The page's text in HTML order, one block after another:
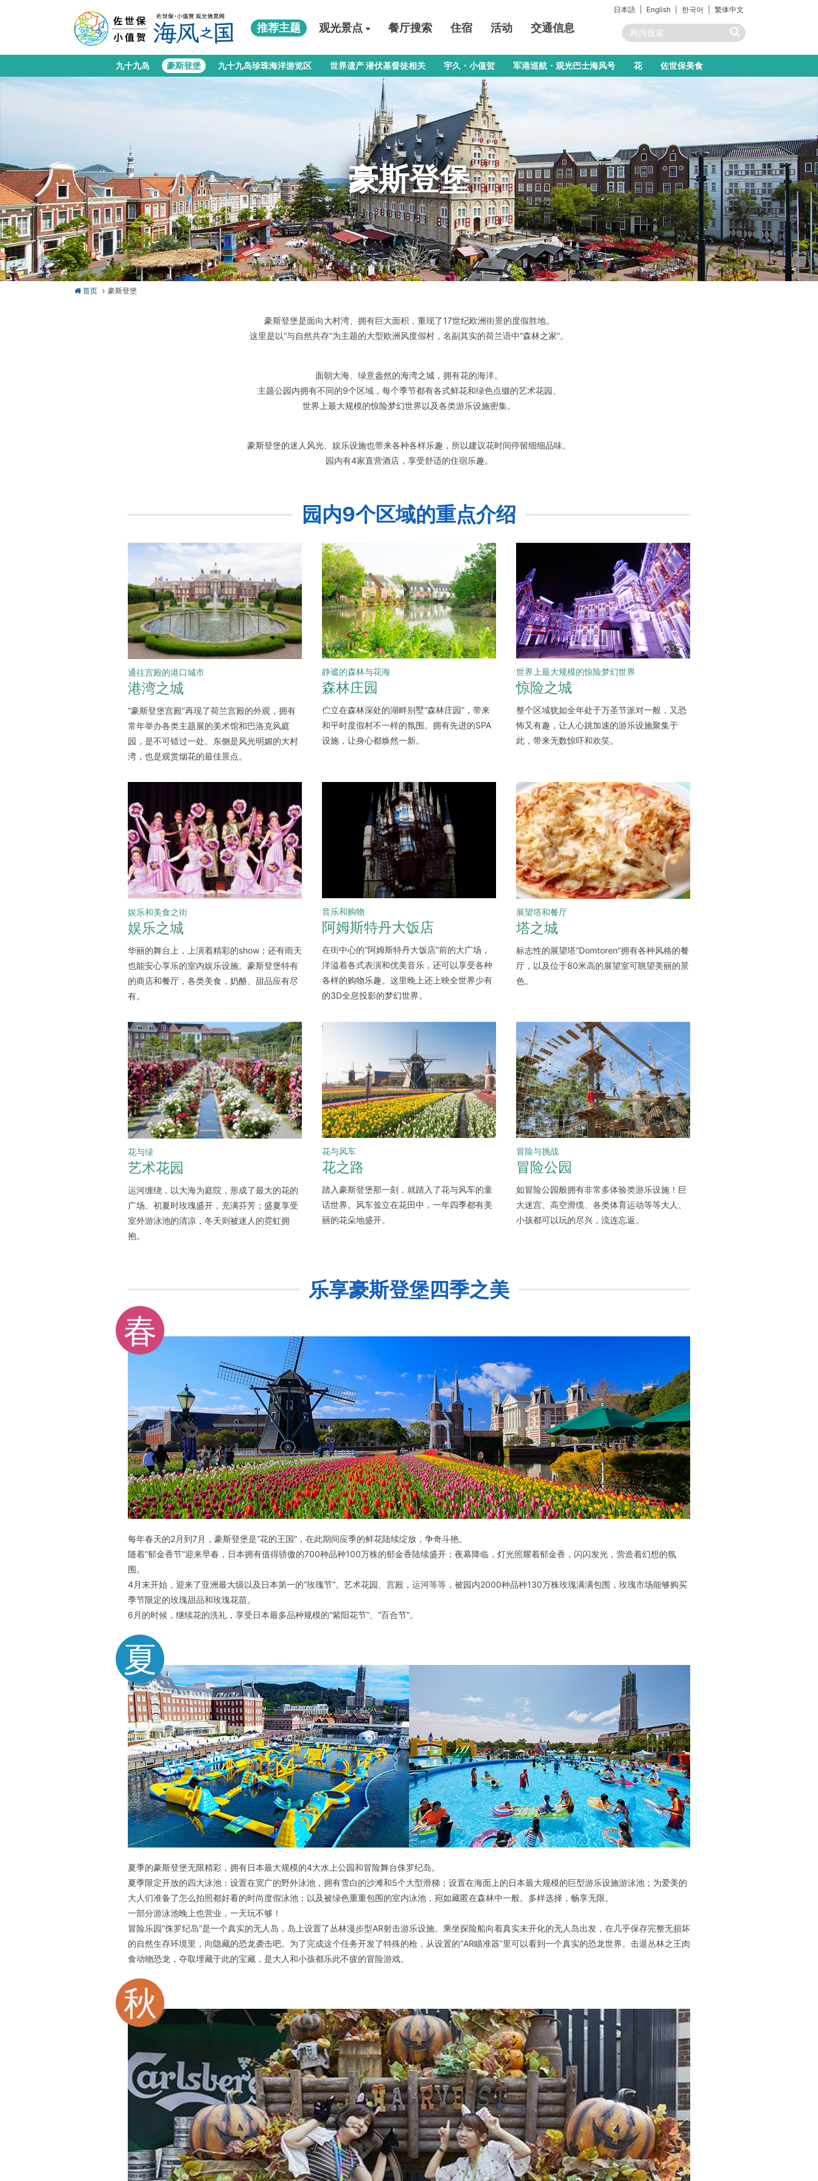
日本語 English 한국어 繁体中文
推荐主题
九十九岛
豪斯登堡
九十九岛珍珠海洋游览区
世界遗产 潜伏基督徒相关
宇久・小值贺
军港巡航・观光巴士海风号
花
佐世保美食
观光景点
自然
展望点
历史
遊玩
饮食
体验
购物
餐厅搜索 住宿 活动 交通信息
九十九岛 豪斯登堡 九十九岛珍珠海洋游览区 世界遗产 潜伏基督徒相关 宇久・小值贺 军港巡航・观光巴士海风号 花 佐世保美食
豪斯登堡
首页 豪斯登堡
豪斯登堡是面向大村湾、拥有巨大面积，重现了17世纪欧洲街景的度假胜地。
这里是以“与自然共存”为主题的大型欧洲风度假村，名副其实的荷兰语中“森林之家”。
面朝大海、绿意盎然的海湾之城，拥有花的海洋。
主题公园内拥有不同的9个区域，每个季节都有各式鲜花和绿色点缀的艺术花园、
世界上最大规模的惊险梦幻世界以及各类游乐设施密集。
豪斯登堡的迷人风光、娱乐设施也带来各种各样乐趣，所以建议花时间停留细细品味。
园内有4家直营酒店，享受舒适的住宿乐趣。
园内9个区域的重点介绍
通往宫殿的港口城市
港湾之城
“豪斯登堡宫殿”再现了荷兰宫殿的外观，拥有
常年举办各类主题展的美术馆和巴洛克风庭
园，是不可错过一处。东侧是风光明媚的大村
湾，也是观赏烟花的最佳景点。
静谧的森林与花海
森林庄园
伫立在森林深处的湖畔别墅“森林庄园”，带来
和平时度假村不一样的氛围。拥有先进的SPA
设施，让身心都焕然一新。
世界上最大规模的惊险梦幻世界
惊险之城
整个区域犹如全年处于万圣节派对一般，又恐
怖又有趣，让人心跳加速的游乐设施聚集于
此，带来无数惊吓和欢笑。
娱乐和美食之街
娱乐之城
华丽的舞台上，上演着精彩的show；还有雨天
也能安心享乐的室内娱乐设施。豪斯登堡特有
的商店和餐厅，各类美食，奶酪、甜品应有尽
有。
音乐和购物
阿姆斯特丹大饭店
在街中心的“阿姆斯特丹大饭店”前的大广场，
洋溢着各式表演和优美音乐，还可以享受各种
各样的购物乐趣。这里晚上还上映全世界少有
的3D全息投影的梦幻世界。
展望塔和餐厅
塔之城
标志性的展望塔“Domtoren”拥有各种风格的餐
厅，以及位于80米高的展望室可眺望美丽的景
色。
花与绿
艺术花园
运河缠绕，以大海为庭院，形成了最大的花的
广场。初夏时玫瑰盛开，充满芬芳；盛夏享受
室外游泳池的清凉，冬天则被迷人的霓虹拥
抱。
花与风车
花之路
踏入豪斯登堡那一刻，就踏入了花与风车的童
话世界。风车耸立在花田中，一年四季都有美
丽的花朵地盛开。
冒险与挑战
冒险公园
如冒险公园般拥有非常多体验类游乐设施！巨
大迷宫、高空滑缆、各类体育运动等等大人、
小孩都可以玩的尽兴，流连忘返。
乐享豪斯登堡四季之美
春
每年春天的2月到7月，豪斯登堡是“花的王国”，在此期间应季的鲜花陆续绽放，争奇斗艳。
随着“郁金香节”迎来早春，日本拥有值得骄傲的700种品种100万株的郁金香陆续盛开；夜幕降临，灯光照耀着郁金香，闪闪发光，营造着幻想的氛
围。
4月末开始，迎来了亚洲最大级以及日本第一的“玫瑰节”。艺术花园、宫殿，运河等等，被园内2000种品种130万株玫瑰满满包围，玫瑰市场能够购买
季节限定的玫瑰甜品和玫瑰花苗。
6月的时候，继续花的洗礼，享受日本最多品种规模的“紫阳花节”、“百合节”。
夏
夏季的豪斯登堡无限精彩，拥有日本最大规模的4大水上公园和冒险舞台侏罗纪岛。
夏季限定开放的四大泳池：设置在宽广的野外泳池，拥有雪白的沙滩和5个大型滑梯；设置在海面上的日本最大规模的巨型游乐设施游泳池；为爱美的
大人们准备了怎么拍照都好看的时尚度假泳池；以及被绿色重重包围的室内泳池，宛如藏匿在森林中一般。多样选择，畅享无限。
一部分游泳池晚上也营业，一天玩不够！
冒险乐园“侏罗纪岛”是一个真实的无人岛，岛上设置了丛林漫步型AR射击游乐设施。乘坐探险船向着真实未开化的无人岛出发，在几乎保存完整无损坏
的自然生存环境里，向隐藏的恐龙袭击吧。为了完成这个任务开发了特殊的枪，从设置的“AR瞄准器”里可以看到一个真实的恐龙世界。击退丛林之王肉
食动物恐龙，夺取埋藏于此的宝藏，是大人和小孩都乐此不疲的冒险游戏。
秋